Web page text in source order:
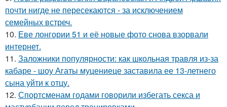
почти нигде не пересекаются - за исключением
семейных встреч.
10. Еве лонгории 51 и её новые фото снова взорвали
интернет.
11. Заложники популярности: как школьная травля из-за
кабаре - шоу Агаты муцениеце заставила ее 13-летнего
сына уйти к отцу.
12. Спортсменам годами говорили избегать секса и